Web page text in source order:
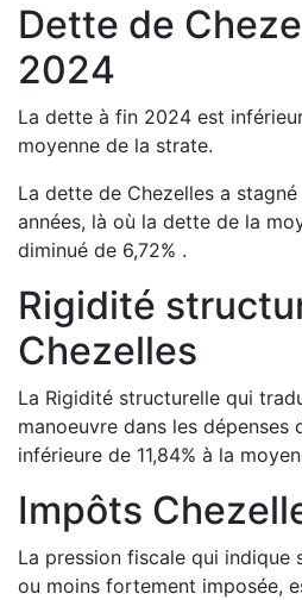
Dette de
2024
La dette à fin 2024 est
moyenne de la strate.
La dette de Chezelles a stagné
années, là où la dette de la
diminué de 6,72% .
Rigidité
Chezelles
La Rigidité structurelle qui
manoeuvre dans les dépenses
inférieure de 11,84% à la
Impôts
La pression fiscale qui indique
ou moins fortement imposée,